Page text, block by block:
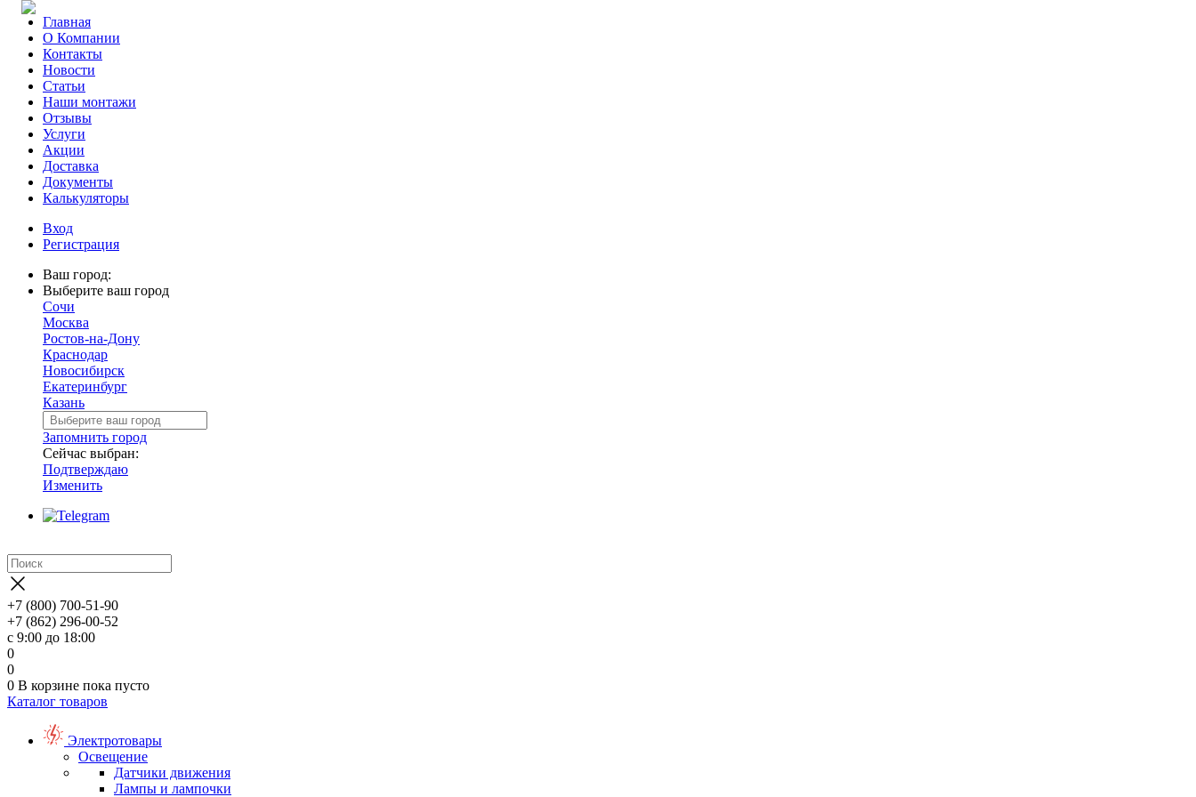
Главная
О Компании
Контакты
Новости
Статьи
Наши монтажи
Отзывы
Услуги
Акции
Доставка
Документы
Калькуляторы
Вход
Регистрация
Ваш город:
Выберите ваш город
Сочи
Москва
Ростов-на-Дону
Краснодар
Новосибирск
Екатеринбург
Казань
Запомнить город
Сейчас выбран:
Подтверждаю
Изменить
+7 (800) 700-51-90
+7 (862) 296-00-52
с 9:00 до 18:00
0
0
0 В корзине пока пусто
Каталог товаров
Электротовары
Освещение
Датчики движения
Лампы и лампочки